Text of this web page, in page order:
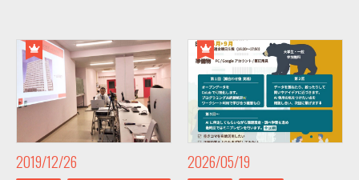
2019/12/26 2026/05/19